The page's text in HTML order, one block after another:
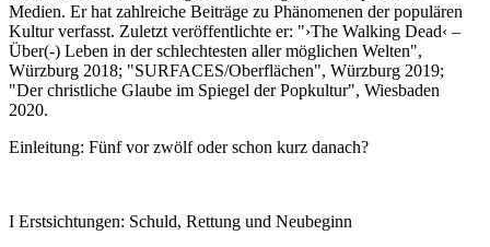
Medien. Er hat zahlreiche Beiträge zu Phänomenen der populären
Kultur verfasst. Zuletzt veröffentlichte er: "›The Walking Dead‹ –
Über(-) Leben in der schlechtesten aller möglichen Welten",
Würzburg 2018; "SURFACES/Oberflächen", Würzburg 2019;
"Der christliche Glaube im Spiegel der Popkultur", Wiesbaden
2020.
Einleitung: Fünf vor zwölf oder schon kurz danach?
I Erstsichtungen: Schuld, Rettung und Neubeginn